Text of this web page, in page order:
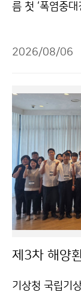
름 첫 ‘폭염중
문하여 폭염 상
수자원공사 관
보 공유 및 협
2026/08/06
제3차 해양
기상청 국립기